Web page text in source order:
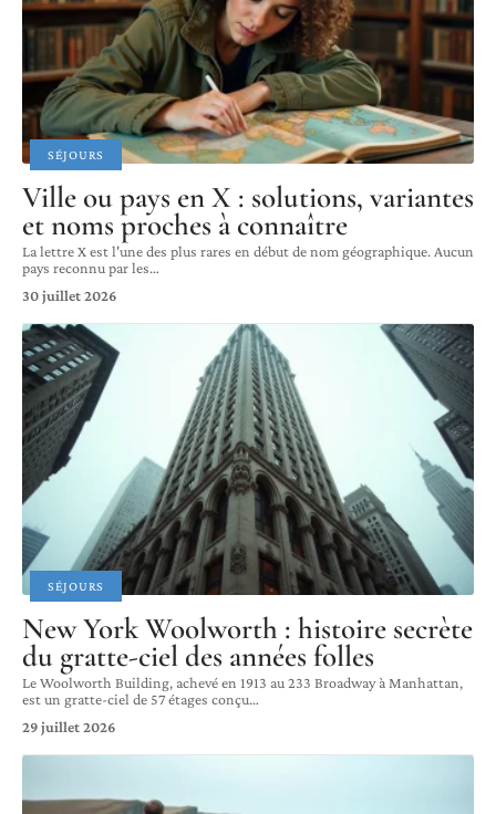
SÉJOURS
Ville ou pays en X : solutions, variantes
et noms proches à connaître
La lettre X est l'une des plus rares en début de nom géographique. Aucun
pays reconnu par les…
30 juillet 2026
SÉJOURS
New York Woolworth : histoire secrète
du gratte-ciel des années folles
Le Woolworth Building, achevé en 1913 au 233 Broadway à Manhattan,
est un gratte-ciel de 57 étages conçu…
29 juillet 2026